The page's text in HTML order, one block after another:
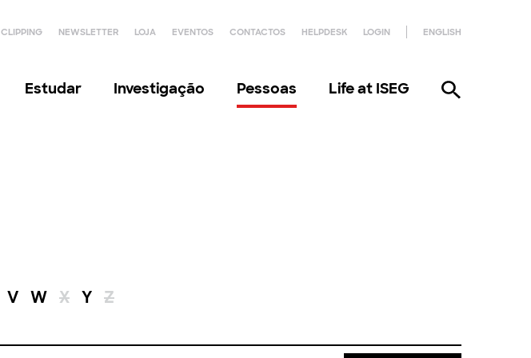
CLIPPING NEWSLETTER LOJA EVENTOS CONTACTOS HELPDESK LOGIN ENGLISH
Estudar Investigação Pessoas Life at ISEG
V W X Y Z